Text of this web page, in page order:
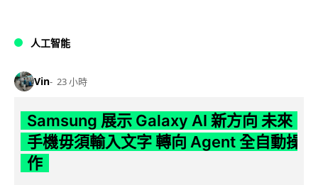
人工智能
Vin 23 小時
Samsung 展示 Galaxy AI 新方向 未來
手機毋須輸入文字 轉向 Agent 全自動操
作